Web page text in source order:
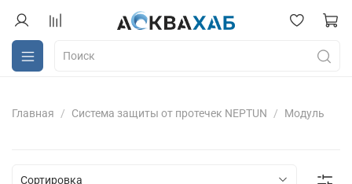
Главная Система защиты от протечек NEPTUN Модуль